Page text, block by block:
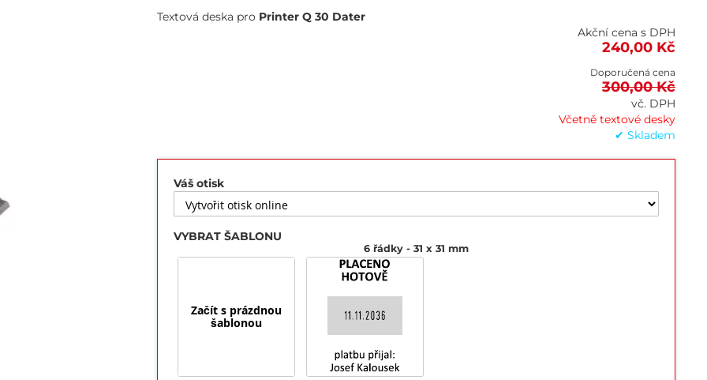
Akční cena s DPH
240,00 Kč
Doporučená cena
300,00 Kč
vč. DPH
Včetně textové desky
✔ Skladem
Textová deska pro Printer Q 30 Dater
Váš otisk
VYBRAT ŠABLONU
6 řádky 31 x 31 mm
Začít s prázdnou
šablonou